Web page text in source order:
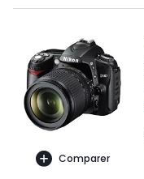
Comparer